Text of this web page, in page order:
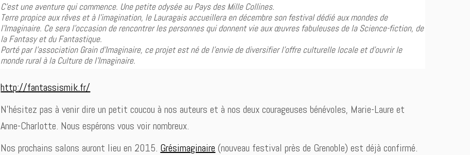
C’est une aventure qui commence. Une petite odysée au Pays des Mille Collines.
Terre propice aux rêves et à l’imagination, le Lauragais accueillera en décembre son festival dédié aux mondes de
l’Imaginaire. Ce sera l’occasion de rencontrer les personnes qui donnent vie aux œuvres fabuleuses de la Science-fiction, de
la Fantasy et du Fantastique.
Porté par l’association Grain d’Imaginaire, ce projet est né de l’envie de diversifier l’offre culturelle locale et d’ouvrir le
monde rural à la Culture de l’Imaginaire.
http://fantassismik.fr/
N’hésitez pas à venir dire un petit coucou à nos auteurs et à nos deux courageuses bénévoles, Marie-Laure et
Anne-Charlotte. Nous espérons vous voir nombreux.
Nos prochains salons auront lieu en 2015. Grésimaginaire (nouveau festival près de Grenoble) est déjà confirmé.